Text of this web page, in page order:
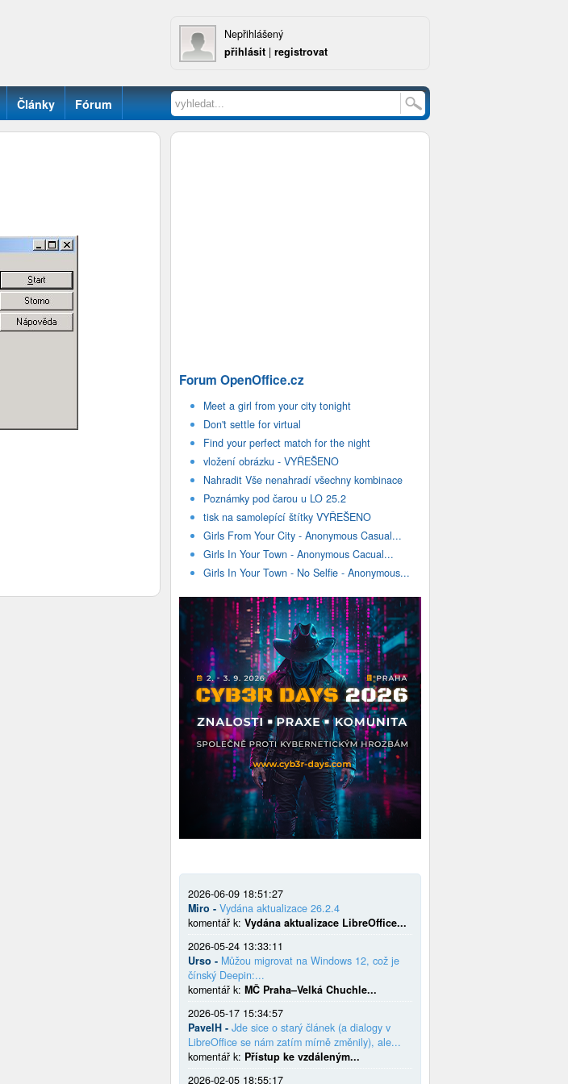
Nepřihlášený
přihlásit | registrovat
Články Fórum
Forum OpenOffice.cz
Meet a girl from your city tonight
Don't settle for virtual
Find your perfect match for the night
vložení obrázku - VYŘEŠENO
Nahradit Vše nenahradí všechny kombinace
Poznámky pod čarou u LO 25.2
tisk na samolepící štítky VYŘEŠENO
Girls From Your City - Anonymous Casual...
Girls In Your Town - Anonymous Cacual...
Girls In Your Town - No Selfie - Anonymous...
2026-06-09 18:51:27
Miro - Vydána aktualizace 26.2.4
komentář k: Vydána aktualizace LibreOffice...
2026-05-24 13:33:11
Urso - Můžou migrovat na Windows 12, což je
čínský Deepin:...
komentář k: MČ Praha–Velká Chuchle...
2026-05-17 15:34:57
PavelH - Jde sice o starý článek (a dialogy v
LibreOffice se nám zatím mírně změnily), ale...
komentář k: Přístup ke vzdáleným...
2026-02-05 18:55:17